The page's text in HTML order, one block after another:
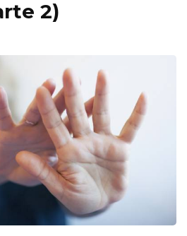
2)